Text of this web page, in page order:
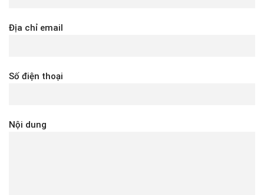
Địa chỉ email
Số điện thoại
Nội dung